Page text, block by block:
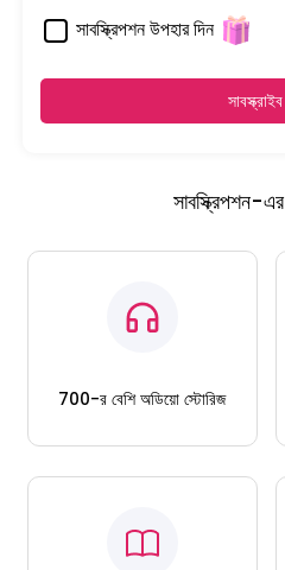
সাবস্ক্রিপশন উপহার দিন
সাবস্ক্রিপশন-এর
700-র বেশি অডিয়ো স্টোরিজ